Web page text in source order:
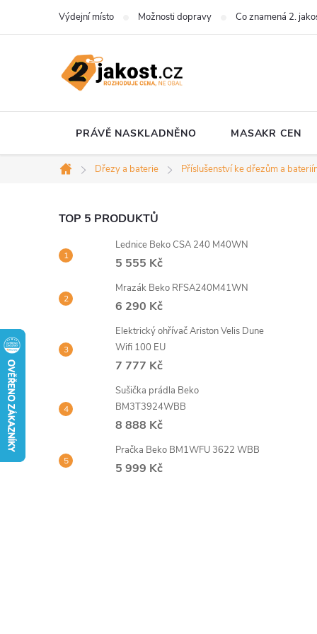
Výdejní místo Možnosti dopravy Co znamená 2.
PRÁVĚ NASKLADNĚNO MASAKR CEN
Domů
Dřezy a baterie Příslušenství ke dřezům a
P
o
s
t
r
a
n
TOP 5 PRODUKTŮ
Lednice Beko CSA 240 M40WN
5 555 Kč
Mrazák Beko RFSA240M41WN
6 290 Kč
Elektrický ohřívač Ariston Velis Dune
Wifi 100 EU
7 777 Kč
Sušička prádla Beko
BM3T3924WBB
8 888 Kč
Pračka Beko BM1WFU 3622 WBB
5 999 Kč